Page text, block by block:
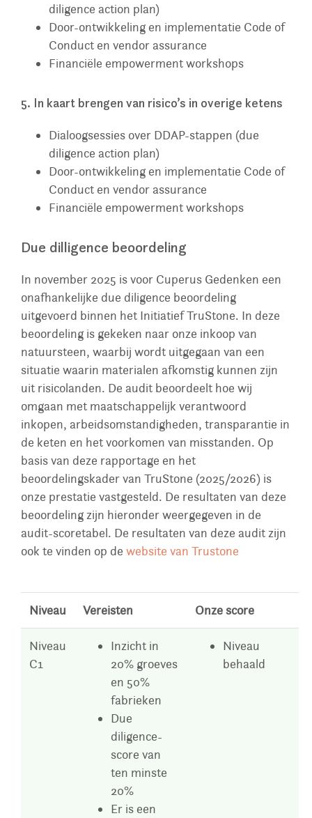
diligence action plan)
Door-ontwikkeling en implementatie Code of
Conduct en vendor assurance
Financiële empowerment workshops
5. In kaart brengen van risico’s in overige ketens
Dialoogsessies over DDAP-stappen (due
diligence action plan)
Door-ontwikkeling en implementatie Code of
Conduct en vendor assurance
Financiële empowerment workshops
Due dilligence beoordeling
In november 2025 is voor Cuperus Gedenken een
onafhankelijke due diligence beoordeling
uitgevoerd binnen het Initiatief TruStone. In deze
beoordeling is gekeken naar onze inkoop van
natuursteen, waarbij wordt uitgegaan van een
situatie waarin materialen afkomstig kunnen zijn
uit risicolanden. De audit beoordeelt hoe wij
omgaan met maatschappelijk verantwoord
inkopen, arbeidsomstandigheden, transparantie in
de keten en het voorkomen van misstanden. Op
basis van deze rapportage en het
beoordelingskader van TruStone (2025/2026) is
onze prestatie vastgesteld. De resultaten van deze
beoordeling zijn hieronder weergegeven in de
audit-scoretabel. De resultaten van deze audit zijn
ook te vinden op de website van Trustone
Niveau Vereisten Onze score
Niveau
C1
Inzicht in
20% groeves
en 50%
fabrieken
Due
diligence-
score van
ten minste
20%
Er is een
Niveau
behaald